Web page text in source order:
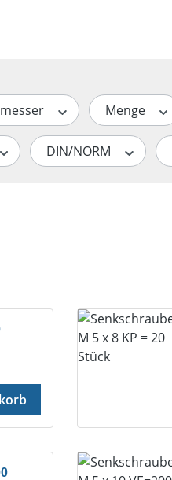
Menge
DIN/NORM